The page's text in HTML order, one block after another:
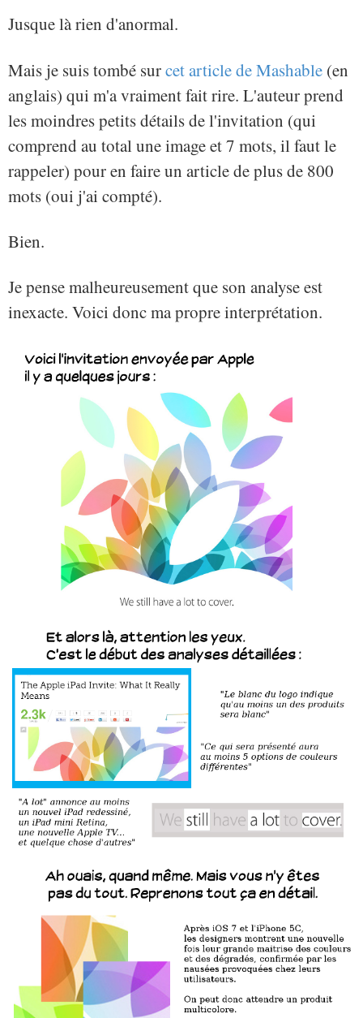
Jusque là rien d'anormal.
Mais je suis tombé surcet article de Mashable (en
anglais) qui m'a vraiment fait rire. L'auteur prend
les moindres petits détails de l'invitation (qui
comprend au total une image et 7 mots, il faut le
rappeler) pour en faire un article de plus de 800
mots (oui j'ai compté).
Bien.
Je pense malheureusement que son analyse est
inexacte. Voici donc ma propre interprétation.